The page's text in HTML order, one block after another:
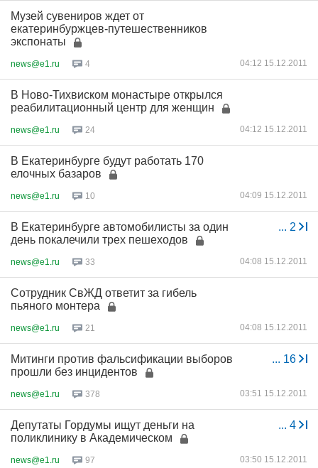
Музей сувениров ждет от
екатеринбуржцев-путешественников
экспонаты
news@e1.ru 4 04:12 15.12.2011
В Ново-Тихвиском монастыре открылся
реабилитационный центр для женщин
news@e1.ru 24 04:12 15.12.2011
В Екатеринбурге будут работать 170
елочных базаров
news@e1.ru 10 04:09 15.12.2011
... 2
В Екатеринбурге автомобилисты за один
день покалечили трех пешеходов
news@e1.ru 33 04:08 15.12.2011
Сотрудник СвЖД ответит за гибель
пьяного монтера
news@e1.ru 21 04:08 15.12.2011
... 16
Митинги против фальсификации выборов
прошли без инцидентов
news@e1.ru 378 03:51 15.12.2011
... 4
Депутаты Гордумы ищут деньги на
поликлинику в Академическом
news@e1.ru 97 03:50 15.12.2011